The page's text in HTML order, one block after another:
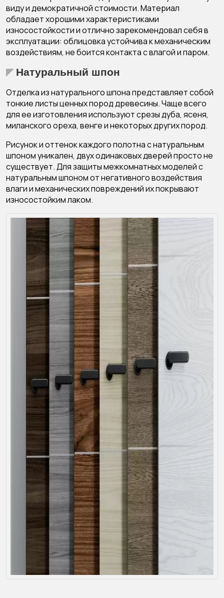
виду и демократичной стоимости. Материал
обладает хорошими характеристиками
износостойкости и отлично зарекомендовал себя в
эксплуатации: облицовка устойчива к механическим
воздействиям, не боится контакта с влагой и паром.
Натуральный шпон
Отделка из натурального шпона представляет собой
тонкие листы ценных пород древесины. Чаще всего
для ее изготовления используют срезы дуба, ясеня,
миланского ореха, венге и некоторых других пород.
Рисунок и оттенок каждого полотна с натуральным
шпоном уникален, двух одинаковых дверей просто не
существует. Для защиты межкомнатных моделей с
натуральным шпоном от негативного воздействия
влаги и механических повреждений их покрывают
износостойким лаком.